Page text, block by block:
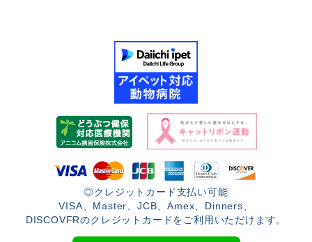
◎クレジットカード支払い可能
VISA、Master、JCB、Amex、Dinners、
DISCOVFRのクレジットカードをご利用いただけます。